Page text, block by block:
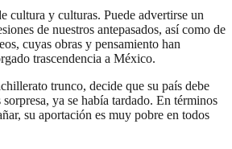
cultura y culturas. Puede advertirse un
de nuestros antepasados, así como de
cuyas obras y pensamiento han
trascendencia a México.
trunco, decide que su país debe
ya se había tardado. En términos
su aportación es muy pobre en todos